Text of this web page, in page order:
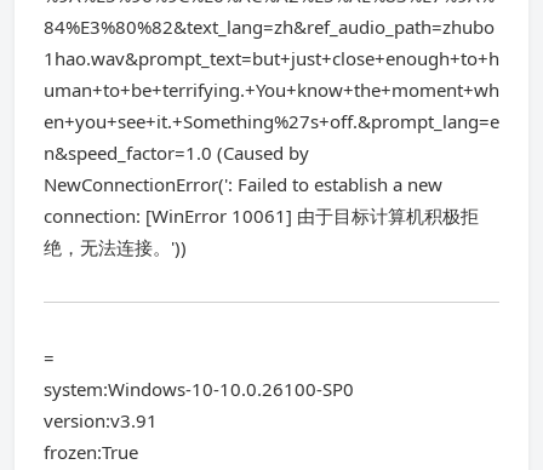
84%E3%80%82&text_lang=zh&ref_audio_path=zhubo
1hao.wav&prompt_text=but+just+close+enough+to+h
uman+to+be+terrifying.+You+know+the+moment+wh
en+you+see+it.+Something%27s+off.&prompt_lang=e
n&speed_factor=1.0 (Caused by
NewConnectionError(': Failed to establish a new
connection: [WinError 10061] 由于目标计算机积极拒
绝，无法连接。'))
=
system:Windows-10-10.0.26100-SP0
version:v3.91
frozen:True